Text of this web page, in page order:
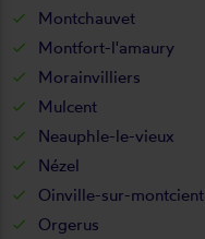
Montchauvet
Montfort-l'amaury
Morainvilliers
Mulcent
Neauphle-le-vieux
Nézel
Oinville-sur-montcient
Orgerus